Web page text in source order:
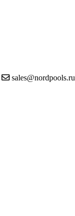
sales@nordpools.ru